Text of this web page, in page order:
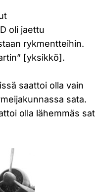
oli jaettu
rykmentteihin.
[yksikkö].
saattoi olla vain
sata.
olla lähemmäs